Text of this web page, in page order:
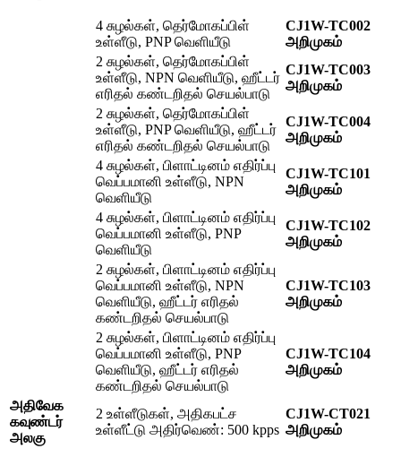
4 சுழல்கள், தெர்மோகப்பிள்
உள்ளீடு, PNP வெளியீடு
CJ1W-TC002
அறிமுகம்
2 சுழல்கள், தெர்மோகப்பிள்
உள்ளீடு, NPN வெளியீடு, ஹீட்டர்
எரிதல் கண்டறிதல் செயல்பாடு
CJ1W-TC003
அறிமுகம்
2 சுழல்கள், தெர்மோகப்பிள்
உள்ளீடு, PNP வெளியீடு, ஹீட்டர்
எரிதல் கண்டறிதல் செயல்பாடு
CJ1W-TC004
அறிமுகம்
4 சுழல்கள், பிளாட்டினம் எதிர்ப்பு
வெப்பமானி உள்ளீடு, NPN
வெளியீடு
CJ1W-TC101
அறிமுகம்
4 சுழல்கள், பிளாட்டினம் எதிர்ப்பு
வெப்பமானி உள்ளீடு, PNP
வெளியீடு
CJ1W-TC102
அறிமுகம்
2 சுழல்கள், பிளாட்டினம் எதிர்ப்பு
வெப்பமானி உள்ளீடு, NPN
வெளியீடு, ஹீட்டர் எரிதல்
கண்டறிதல் செயல்பாடு
CJ1W-TC103
அறிமுகம்
2 சுழல்கள், பிளாட்டினம் எதிர்ப்பு
வெப்பமானி உள்ளீடு, PNP
வெளியீடு, ஹீட்டர் எரிதல்
கண்டறிதல் செயல்பாடு
CJ1W-TC104
அறிமுகம்
அதிவேக
கவுண்டர்
அலகு
2 உள்ளீடுகள், அதிகபட்ச
உள்ளீட்டு அதிர்வெண்: 500 kpps
CJ1W-CT021
அறிமுகம்